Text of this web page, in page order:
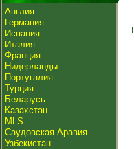
Англия
Германия
Испания
Италия
Франция
Нидерланды
Португалия
Турция
Беларусь
Казахстан
MLS
Саудовская Аравия
Узбекистан